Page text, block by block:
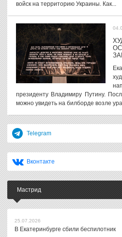
войск на территорию Украины. Как...
президенту Владимиру Путину.
можно увидеть на билборде возле
Telegram
Вконтакте
Мастрид
25.07.2026
В Екатеринбурге сбили беспилотник